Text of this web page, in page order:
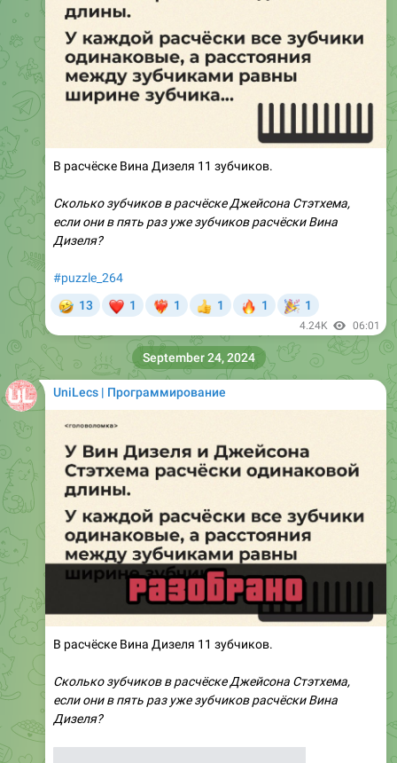
В расчёске Вина Дизеля 11 зубчиков.
Сколько зубчиков в расчёске Джейсона Стэтхема,
если они в пять раз уже зубчиков расчёски Вина
Дизеля?
#puzzle_264
13 1
❤‍🔥
1
👍
1
🔥
1
🎉
1
4.24K 06:01
UniLecs | Программирование
В расчёске Вина Дизеля 11 зубчиков.
Сколько зубчиков в расчёске Джейсона Стэтхема,
если они в пять раз уже зубчиков расчёски Вина
Дизеля?
September 24, 2024